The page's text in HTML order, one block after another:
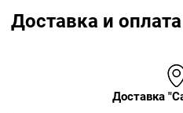
Доставка и оплата
Доставка